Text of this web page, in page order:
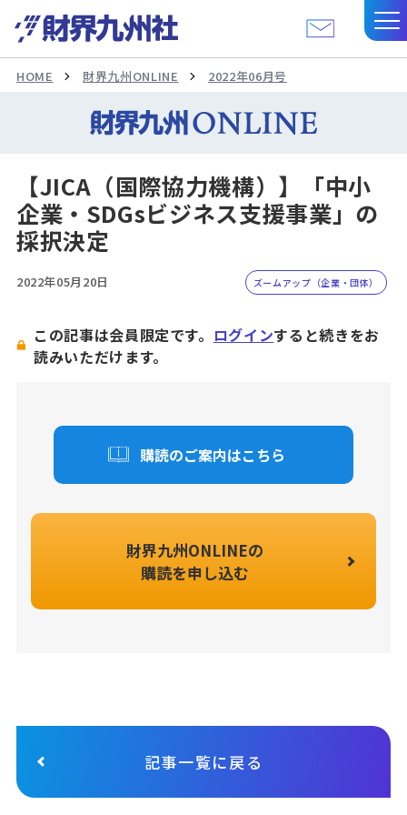
HOME 財界九州ONLINE 2022年06月号
【JICA（国際協力機構）】「中小
企業・SDGsビジネス支援事業」の
採択決定
2022年05月20日 ズームアップ（企業・団体）
この記事は会員限定です。 ログインすると続きをお
読みいただけます。
購読のご案内はこちら
財界九州ONLINEの
購読を申し込む
記事一覧に戻る